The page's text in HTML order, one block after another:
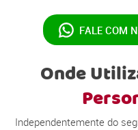
FALE COM
Onde
Independentemente do